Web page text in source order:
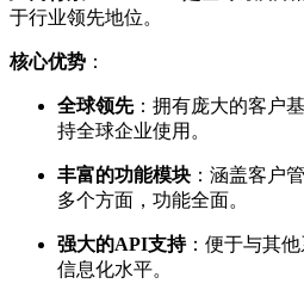
于行业领先地位。
核心优势 ：
全球领先：拥有庞大的客户
持全球企业使用。
丰富的功能模块 ：涵盖客户
多个方面，功能全面。
强大的API支持：便于与其
信息化水平。